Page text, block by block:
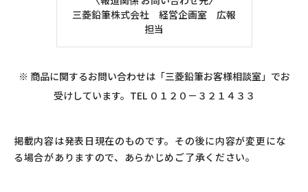
三菱鉛筆株式会社 経営企画室 広報
担当
※ 商品に関するお問い合わせは「三菱鉛筆お客様相談室」でお
受けしています。TEL ０１２０－３２１４３３
掲載内容は発表日現在のものです。その後に内容が変更にな
る場合がありますので、あらかじめご了承ください。